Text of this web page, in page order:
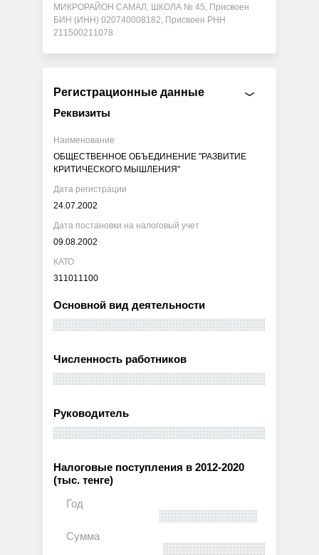
МИКРОРАЙОН САМАЛ, ШКОЛА № 45, Присвоен
БИН (ИНН) 020740008182, Присвоен РНН
211500211078
Регистрационные данные
Реквизиты
Наименование
ОБЩЕСТВЕННОЕ ОБЪЕДИНЕНИЕ "РАЗВИТИЕ
КРИТИЧЕСКОГО МЫШЛЕНИЯ"
Дата регистрации
24.07.2002
Дата постановки на налоговый учет
09.08.2002
КАТО
311011100
Основной вид деятельности
Численность работников
Руководитель
Налоговые поступления в 2012-2020
(тыс. тенге)